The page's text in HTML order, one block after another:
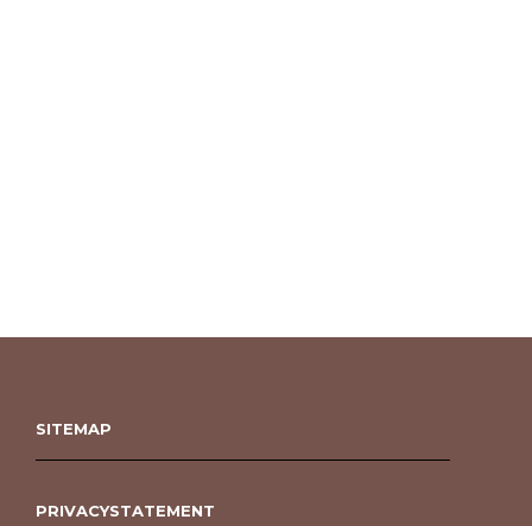
SITEMAP
PRIVACYSTATEMENT